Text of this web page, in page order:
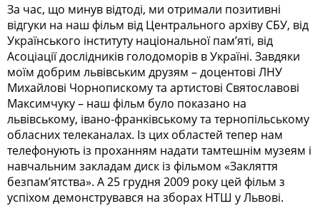
За час, що минув відтоді, ми отримали позитивні
відгуки на наш фільм від Центрального архіву СБУ, від
Українського інституту національної пам’яті, від
Асоціації дослідників голодоморів в Україні. Завдяки
моїм добрим львівським друзям – доцентові ЛНУ
Михайлові Чорнопискому та артистові Святославові
Максимчуку – наш фільм було показано на
львівському, івано-франківському та тернопільському
обласних телеканалах. Із цих областей тепер нам
телефонують із проханням надати тамтешнім музеям і
навчальним закладам диск із фільмом «Закляття
безпам’ятства». А 25 грудня 2009 року цей фільм з
успіхом демонструвався на зборах НТШ у Львові.